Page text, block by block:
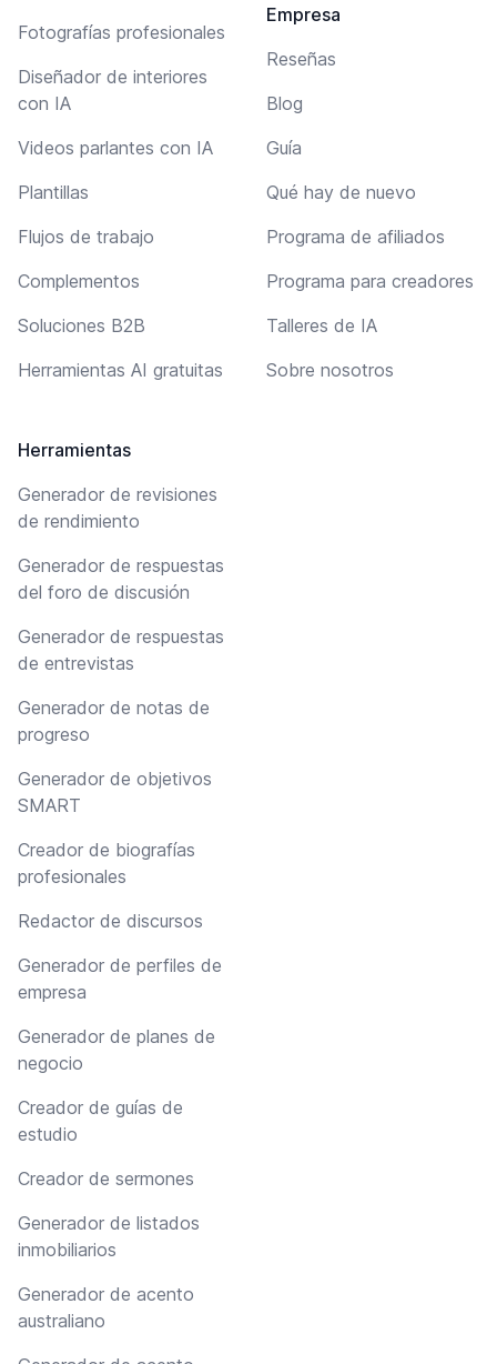
Fotografías profesionales
Diseñador de interiores
con IA
Videos parlantes con IA
Plantillas
Flujos de trabajo
Complementos
Soluciones B2B
Herramientas AI gratuitas
Herramientas
Generador de revisiones
de rendimiento
Generador de respuestas
del foro de discusión
Generador de respuestas
de entrevistas
Generador de notas de
progreso
Generador de objetivos
SMART
Creador de biografías
profesionales
Redactor de discursos
Generador de perfiles de
empresa
Generador de planes de
negocio
Creador de guías de
estudio
Creador de sermones
Generador de listados
inmobiliarios
Generador de acento
australiano
Empresa
Reseñas
Blog
Guía
Qué hay de nuevo
Programa de afiliados
Programa para creadores
Talleres de IA
Sobre nosotros